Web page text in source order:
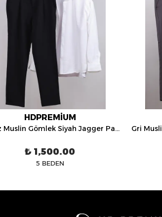
HDPREMİUM
Beyaz Muslin Gömlek Siyah Jagger Pantolon Üçlü Kombin - HDP0522
₺ 1,500.00
5 BEDEN